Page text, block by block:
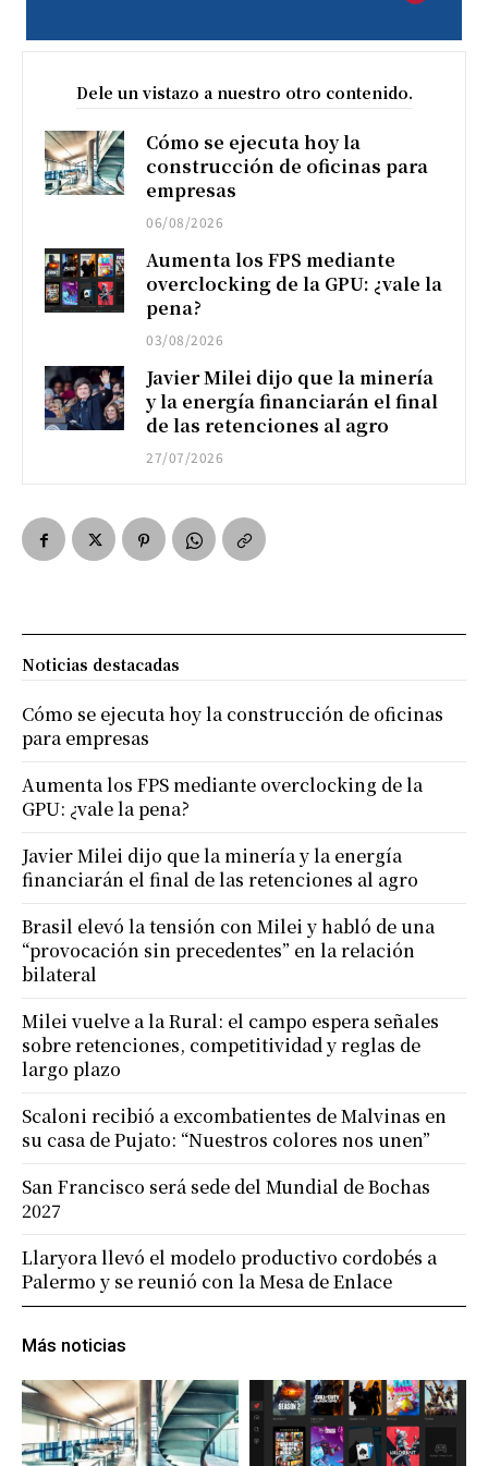
Dele un vistazo a nuestro otro contenido.
Cómo se ejecuta hoy la
construcción de oficinas para
empresas
06/08/2026
Aumenta los FPS mediante
overclocking de la GPU: ¿vale la
pena?
03/08/2026
Javier Milei dijo que la minería
y la energía financiarán el final
de las retenciones al agro
27/07/2026
Más noticias
Noticias destacadas
Cómo se ejecuta hoy la construcción de oficinas
para empresas
Aumenta los FPS mediante overclocking de la
GPU: ¿vale la pena?
Javier Milei dijo que la minería y la energía
financiarán el final de las retenciones al agro
Brasil elevó la tensión con Milei y habló de una
“provocación sin precedentes” en la relación
bilateral
Milei vuelve a la Rural: el campo espera señales
sobre retenciones, competitividad y reglas de
largo plazo
Scaloni recibió a excombatientes de Malvinas en
su casa de Pujato: “Nuestros colores nos unen”
San Francisco será sede del Mundial de Bochas
2027
Llaryora llevó el modelo productivo cordobés a
Palermo y se reunió con la Mesa de Enlace